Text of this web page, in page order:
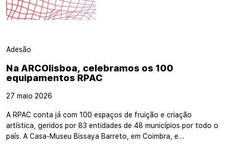
Adesão
Na ARCOlisboa, celebramos os 100
equipamentos RPAC
27 maio 2026
A RPAC conta já com 100 espaços de fruição e criação
artística, geridos por 83 entidades de 48 municípios por todo o
país. A Casa-Museu Bissaya Barreto, em Coimbra, e…